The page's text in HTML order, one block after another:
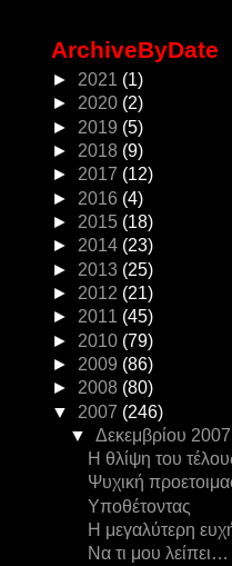
ArchiveByDate
► 2021 (1)
► 2020 (2)
► 2019 (5)
► 2018 (9)
► 2017 (12)
► 2016 (4)
► 2015 (18)
► 2014 (23)
► 2013 (25)
► 2012 (21)
► 2011 (45)
► 2010 (79)
► 2009 (86)
► 2008 (80)
▼ 2007 (246)
▼ Δεκεμβρίου 2007
Η θλίψη του
Ψυχική
Υποθέτοντας
Η μεγαλύτερη
Να τι μου λείπει…